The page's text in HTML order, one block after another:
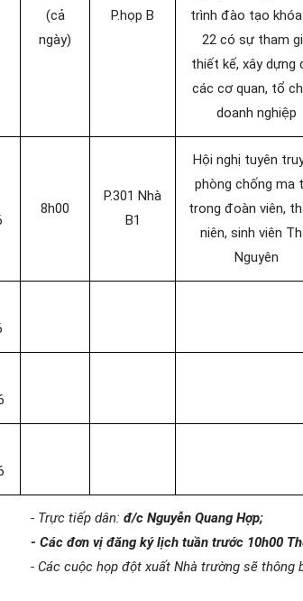
(cả
ngày)
P.họp B
trình đào tạo khóa
22 có sự tham
thiết kế, xây dựng
các cơ quan, tổ
doanh nghiệp
8h00
P.301 Nhà
B1
Hội nghị tuyên
phòng chống ma
trong đoàn viên,
niên, sinh viên
Nguyên
- Trực tiếp dân: đ/c Nguyễn Quang Hợp;
- Các đơn vị đăng ký lịch tuần trước 10h00
- Các cuộc họp đột xuất Nhà trường sẽ thông